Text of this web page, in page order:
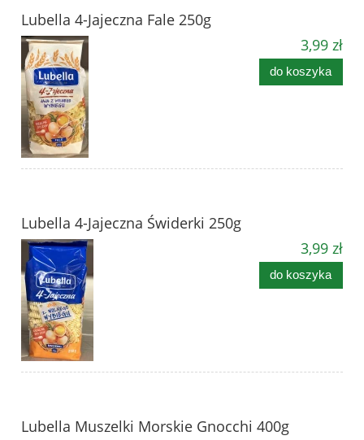
Lubella 4-Jajeczna Fale 250g
3,99 zł
do koszyka
Lubella 4-Jajeczna Świderki 250g
3,99 zł
do koszyka
Lubella Muszelki Morskie Gnocchi 400g